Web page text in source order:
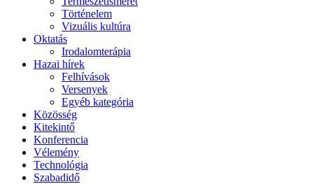
Történelem
Vizuális kultúra
Oktatás
Irodalomterápia
Hazai hírek
Felhívások
Versenyek
Egyéb kategória
Közösség
Kitekintő
Konferencia
Vélemény
Technológia
Szabadidő